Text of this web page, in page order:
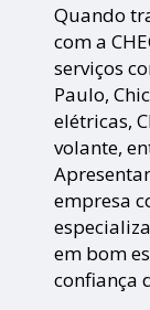
Quando
com a
serviços
Paulo,
elétricas,
volante,
empresa
em bom
confiança